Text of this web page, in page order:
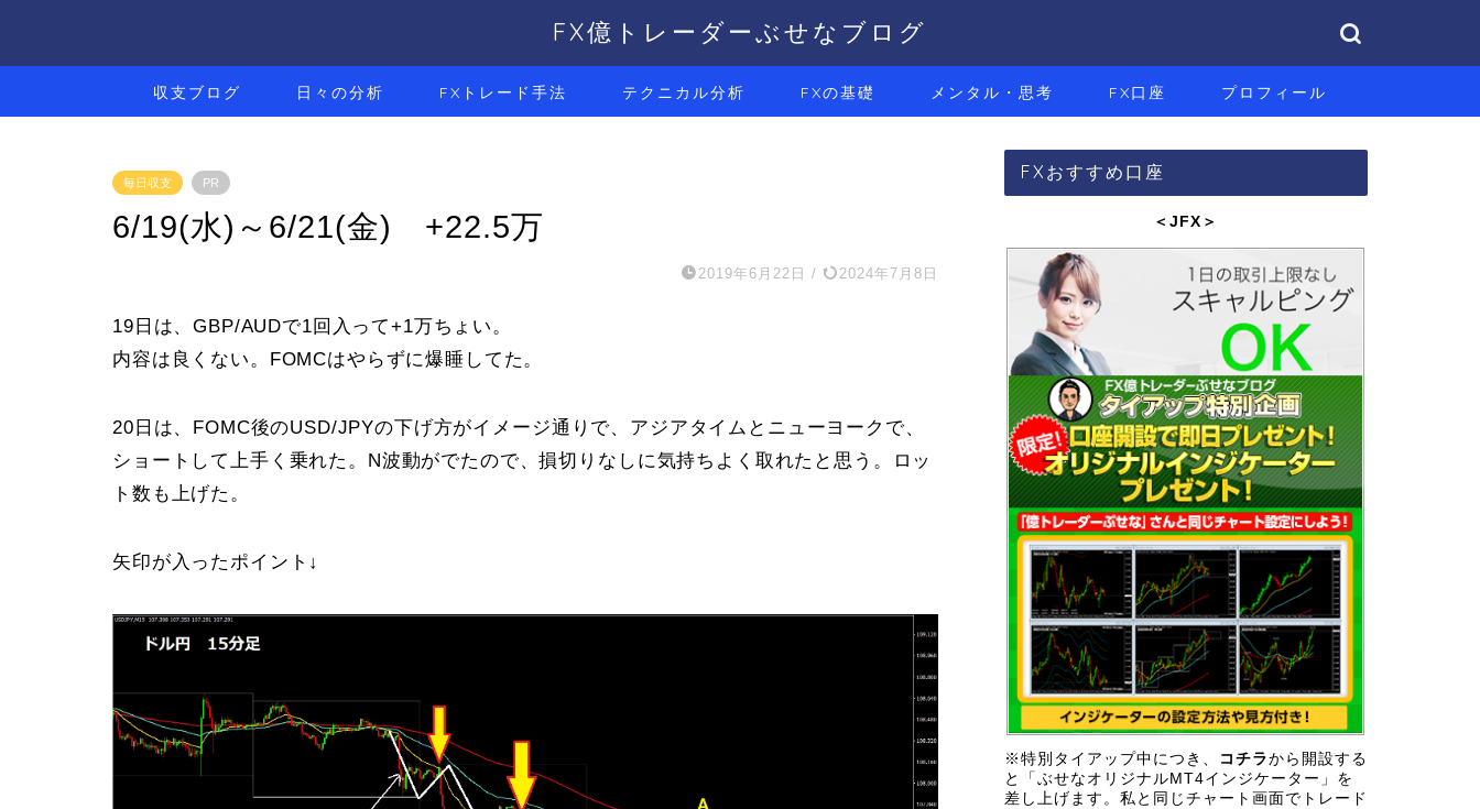
FX億トレーダーぶせなブログ
収支ブログ 日々の分析 FXトレード手法 テクニカル分析 FXの基礎 メンタル・思考 FX口座 プロフィール
毎日収支 PR
6/19(水)～6/21(金) +22.5万
2019年6月22日 / 2024年7月8日
19日は、GBP/AUDで1回入って+1万ちょい。
内容は良くない。FOMCはやらずに爆睡してた。
20日は、FOMC後のUSD/JPYの下げ方がイメージ通りで、アジアタイムとニューヨークで、
ショートして上手く乗れた。N波動がでたので、損切りなしに気持ちよく取れたと思う。ロッ
ト数も上げた。
矢印が入ったポイント↓
FXおすすめ口座
＜JFX ＞
※特別タイアップ中につき、 コチラから開設する
と「ぶせなオリジナルMT4インジケーター」を
差し上げます。私と同じチャート画面でトレード